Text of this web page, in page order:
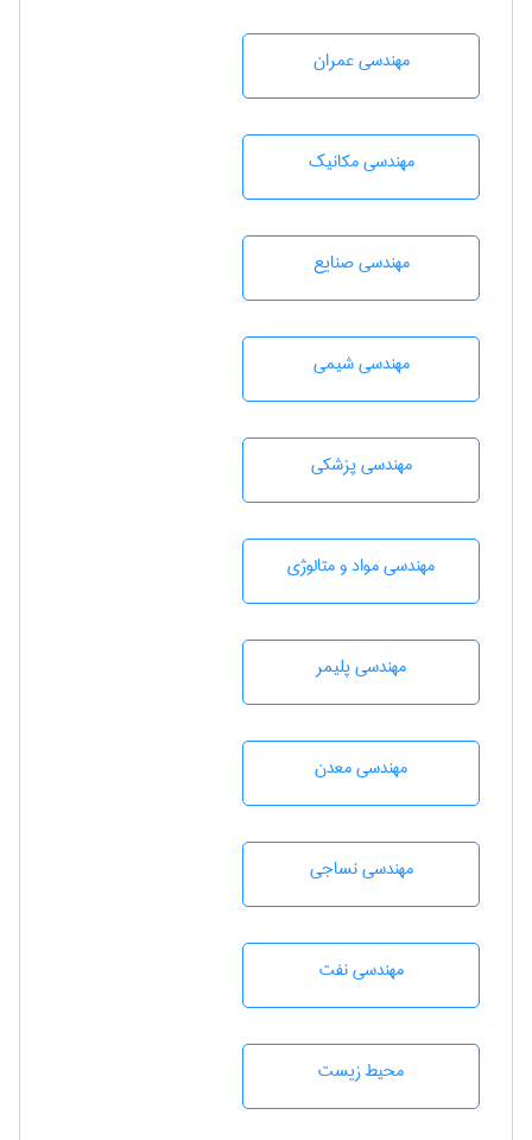
مهندسی عمران
مهندسی مکانیک
مهندسی صنايع
مهندسي شيمی
مهندسی پزشکی
مهندسی مواد و متالوژی
مهندسی پليمر
مهندسی معدن
مهندسي نساجی
مهندسی نفت
محيط زيست